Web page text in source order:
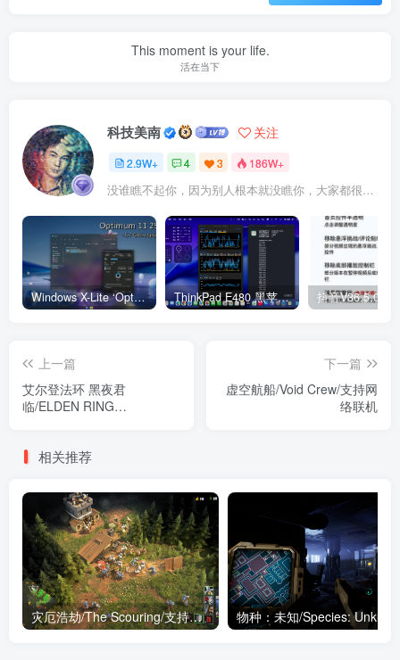
This moment is your life.
活在当下
科技美南 关注
2.9W+ 4 3 186W+
没谁瞧不起你，因为别人根本就没瞧你，大家都很忙的
Windows X-Lite ‘Optimum 11’ 25H2 Pro v2 ThinkPad E480 黑苹果完美Tahoe的EFI分享（2026.03.01更新） 抖音V36.5.0 内
上一篇
艾尔登法环 黑夜君
临/ELDEN RING
下一篇
虚空航船/Void Crew/支持网
络联机
相关推荐
灾厄浩劫/The Scouring/支持网络联机